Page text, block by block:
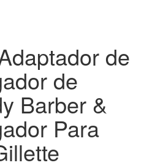
de
de
Barber &
Para